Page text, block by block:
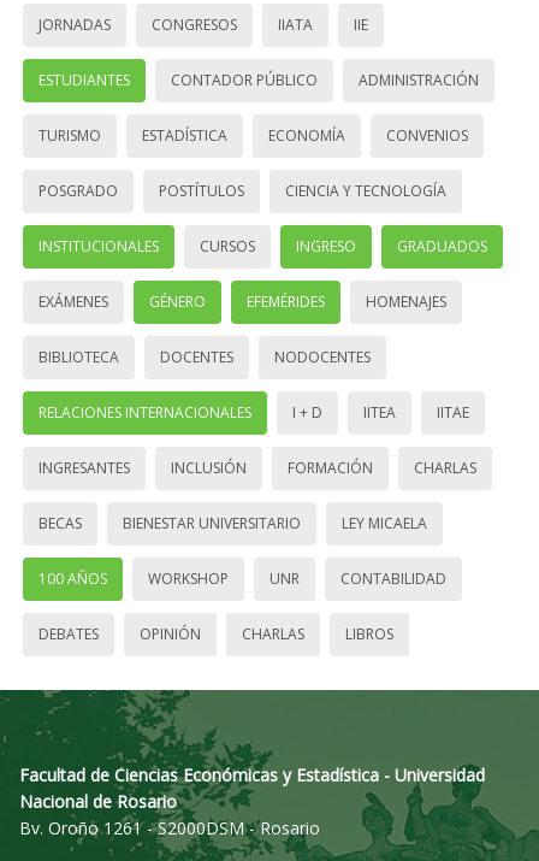
JORNADAS CONGRESOS IIATA IIE
ESTUDIANTES CONTADOR PÚBLICO ADMINISTRACIÓN
TURISMO ESTADÍSTICA ECONOMÍA CONVENIOS
POSGRADO POSTÍTULOS CIENCIA Y TECNOLOGÍA
INSTITUCIONALES CURSOS INGRESO GRADUADOS
EXÁMENES GÉNERO EFEMÉRIDES HOMENAJES
BIBLIOTECA DOCENTES NODOCENTES
RELACIONES INTERNACIONALES I + D IITEA IITAE
INGRESANTES INCLUSIÓN FORMACIÓN CHARLAS
BECAS BIENESTAR UNIVERSITARIO LEY MICAELA
100 AÑOS WORKSHOP UNR CONTABILIDAD
DEBATES OPINIÓN CHARLAS LIBROS
Facultad de Ciencias Económicas y Estadística - Universidad
Nacional de Rosario
Bv. Oroño 1261 - S2000DSM - Rosario